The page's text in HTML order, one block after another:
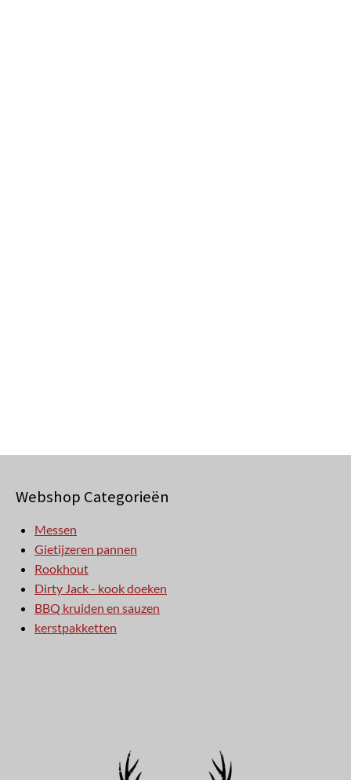
Webshop Categorieën
Messen
Gietijzeren pannen
Rookhout
Dirty Jack - kook doeken
BBQ kruiden en sauzen
kerstpakketten